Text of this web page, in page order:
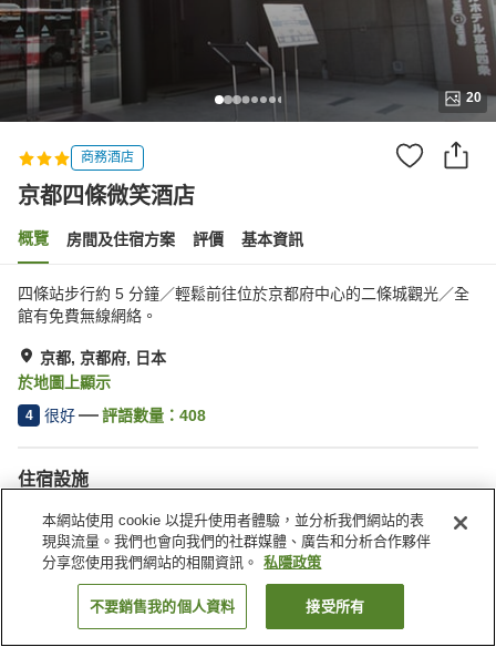
20
商務酒店
京都四條微笑酒店
概覽 房間及住宿方案 評價 基本資訊
四條站步行約 5 分鐘／輕鬆前往位於京都府中心的二條城觀光／全
館有免費無線網絡。
京都, 京都府, 日本
於地圖上顯示
4 很好 評語數量： 408
住宿設施
送遞服務
乾洗服務
喚醒服務
自動販賣機
找客房
本網站使用 cookie 以提升使用者體驗，並分析我們網站的表
現與流量。我們也會向我們的社群媒體、廣告和分析合作夥伴
分享您使用我們網站的相關資訊。
私隱政策
不要銷售我的個人資料 接受所有